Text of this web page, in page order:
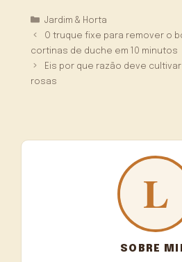
Categorias
Jardim & Horta
O truque fixe para remover o
cortinas de duche em 10 minutos
Eis por que razão deve
rosas
SOBRE